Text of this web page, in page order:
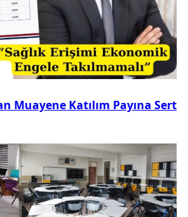
Muayene Katılım Payına Sert